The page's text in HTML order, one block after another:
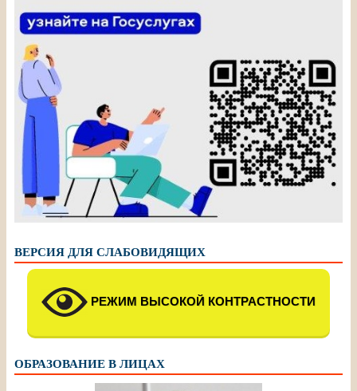
ВЕРСИЯ ДЛЯ СЛАБОВИДЯЩИХ
РЕЖИМ ВЫСОКОЙ КОНТРАСТНОСТИ
ОБРАЗОВАНИЕ В ЛИЦАХ